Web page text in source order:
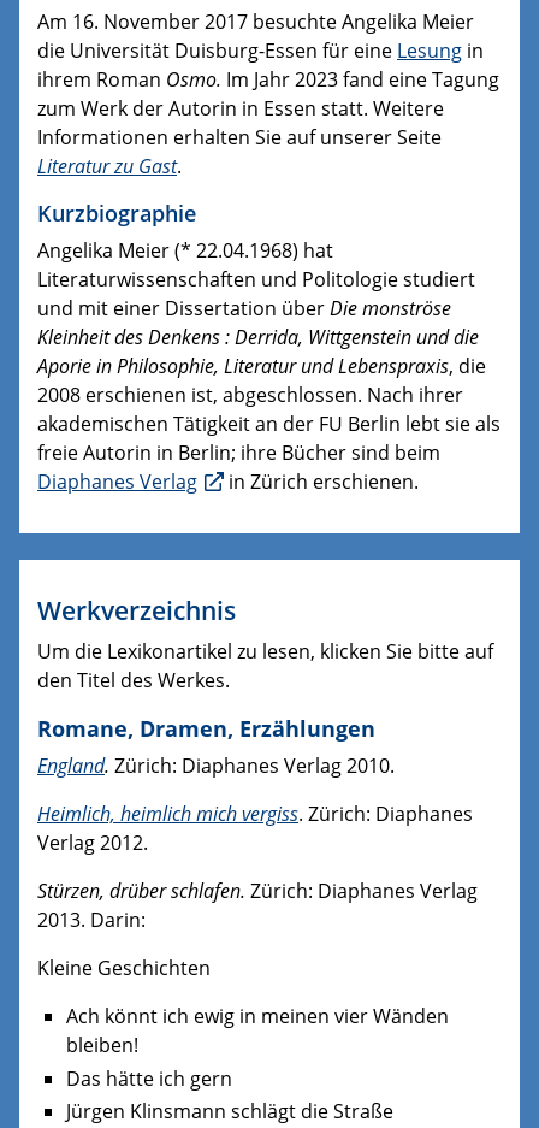
Am 16. November 2017 besuchte Angelika Meier
die Universität Duisburg-Essen für eine Lesung in
ihrem Roman Osmo. Im Jahr 2023 fand eine Tagung
zum Werk der Autorin in Essen statt. Weitere
Informationen erhalten Sie auf unserer Seite
Literatur zu Gast.
Kurzbiographie
Angelika Meier (* 22.04.1968) hat
Literaturwissenschaften und Politologie studiert
und mit einer Dissertation überDie monströse
Kleinheit des Denkens : Derrida, Wittgenstein und die
Aporie in Philosophie, Literatur und Lebenspraxis, die
2008 erschienen ist, abgeschlossen. Nach ihrer
akademischen Tätigkeit an der FU Berlin lebt sie als
freie Autorin in Berlin; ihre Bücher sind beim
Diaphanes Verlag
in Zürich erschienen.
Werkverzeichnis
Um die Lexikonartikel zu lesen, klicken Sie bitte auf
den Titel des Werkes.
Romane, Dramen, Erzählungen
England. Zürich: Diaphanes Verlag 2010.
Heimlich, heimlich mich vergiss. Zürich: Diaphanes
Verlag 2012.
Stürzen, drüber schlafen. Zürich: Diaphanes Verlag
2013. Darin:
Kleine Geschichten
Ach könnt ich ewig in meinen vier Wänden
bleiben!
Das hätte ich gern
Jürgen Klinsmann schlägt die Straße